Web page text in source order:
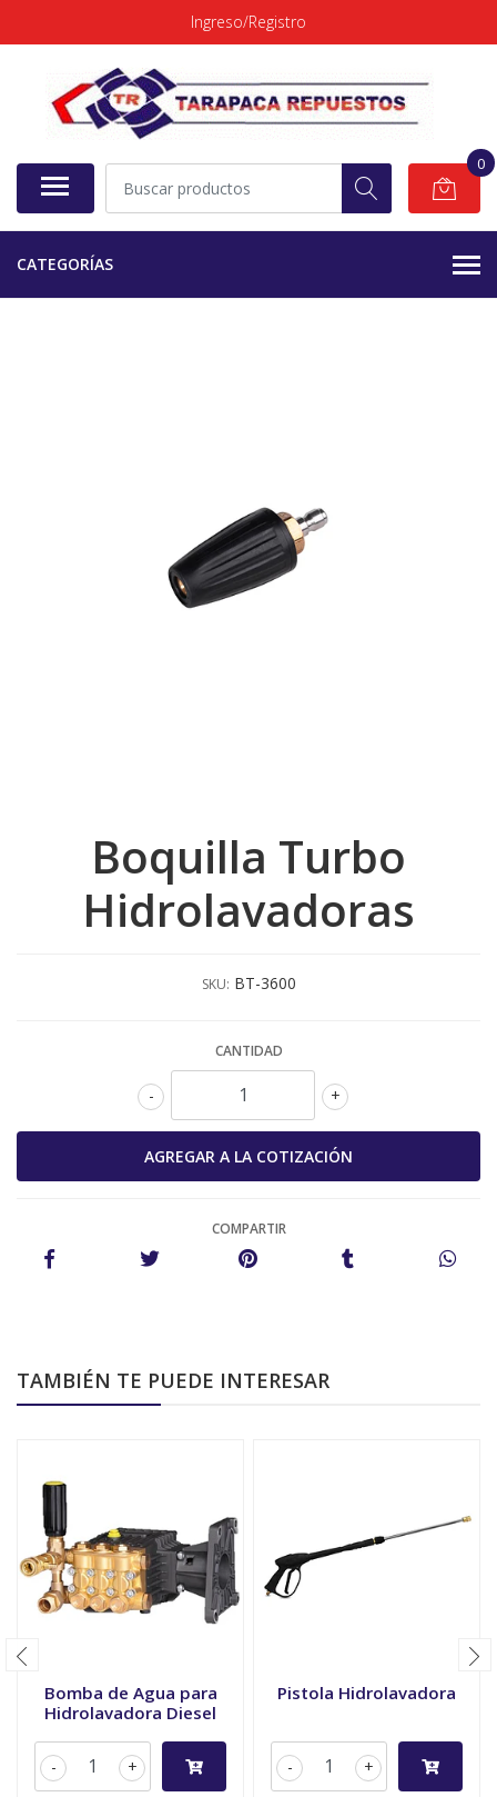
Ingreso/Registro
0
CATEGORÍAS
Boquilla Turbo
Hidrolavadoras
SKU: BT-3600
CANTIDAD
+
-
COMPARTIR
TAMBIÉN TE PUEDE INTERESAR
Bomba de Agua para
Hidrolavadora Diesel
+
-
Pistola Hidrolavadora
+
-